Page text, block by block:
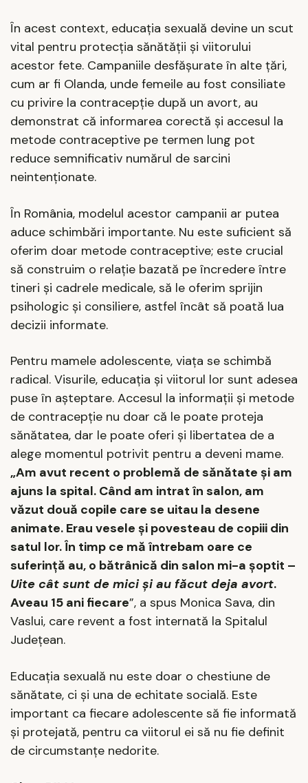
În acest context, educația sexuală devine un scut
vital pentru protecția sănătății și viitorului
acestor fete. Campaniile desfășurate în alte țări,
cum ar fi Olanda, unde femeile au fost consiliate
cu privire la contracepție după un avort, au
demonstrat că informarea corectă și accesul la
metode contraceptive pe termen lung pot
reduce semnificativ numărul de sarcini
neintenționate.
În România, modelul acestor campanii ar putea
aduce schimbări importante. Nu este suficient să
oferim doar metode contraceptive; este crucial
să construim o relație bazată pe încredere între
tineri și cadrele medicale, să le oferim sprijin
psihologic și consiliere, astfel încât să poată lua
decizii informate.
Pentru mamele adolescente, viața se schimbă
radical. Visurile, educația și viitorul lor sunt adesea
puse în așteptare. Accesul la informații și metode
de contracepție nu doar că le poate proteja
sănătatea, dar le poate oferi și libertatea de a
alege momentul potrivit pentru a deveni mame.
„Am avut recent o problemă de sănătate și am
ajuns la spital. Când am intrat în salon, am
văzut două copile care se uitau la desene
animate. Erau vesele și povesteau de copiii din
satul lor. În timp ce mă întrebam oare ce
suferință au, o bătrânică din salon mi-a șoptit –
Uite cât sunt de mici și au făcut deja avort.
Aveau 15 ani fiecare”, a spus Monica Sava, din
Vaslui, care revent a fost internată la Spitalul
Județean.
Educația sexuală nu este doar o chestiune de
sănătate, ci și una de echitate socială. Este
important ca fiecare adolescente să fie informată
și protejată, pentru ca viitorul ei să nu fie definit
de circumstanțe nedorite.